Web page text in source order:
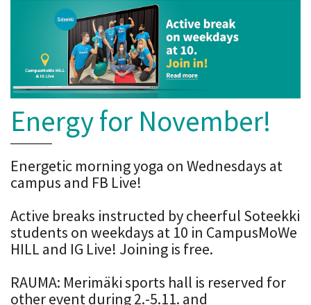
Energy for November!
Energetic morning yoga on Wednesdays at
campus and FB Live!
Active breaks instructed by cheerful Soteekki
students on weekdays at 10 in CampusMoWe
HILL and IG Live! Joining is free.
RAUMA: Merimäki sports hall is reserved for
other event during 2.-5.11. and